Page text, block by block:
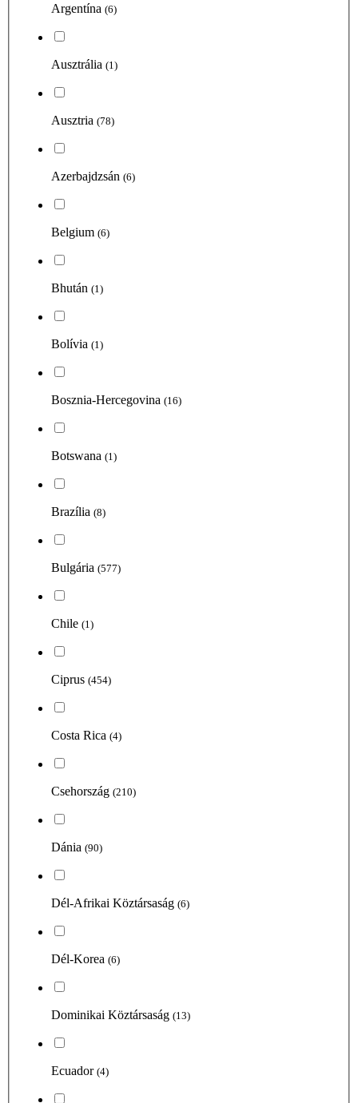
Argentína (6)
Ausztrália (1)
Ausztria (78)
Azerbajdzsán (6)
Belgium (6)
Bhután (1)
Bolívia (1)
Bosznia-Hercegovina (16)
Botswana (1)
Brazília (8)
Bulgária (577)
Chile (1)
Ciprus (454)
Costa Rica (4)
Csehország (210)
Dánia (90)
Dél-Afrikai Köztársaság (6)
Dél-Korea (6)
Dominikai Köztársaság (13)
Ecuador (4)